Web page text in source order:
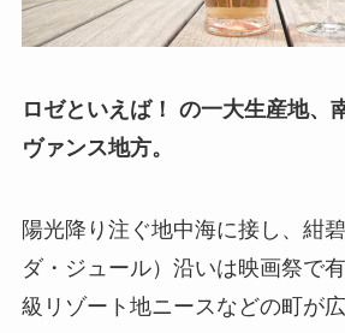
ロゼといえば！ の一大生産地、
ヴァンス地方。
陽光降り注ぐ地中海に接し、紺
ダ・ジュール）沿いは映画祭で
級リゾート地ニースなどの町が広